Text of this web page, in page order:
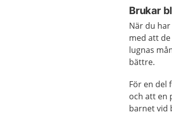
Brukar
När du
med att
lugnas
bättre.
För en del
och att en
barnet vid